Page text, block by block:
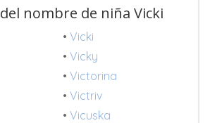
nombre de niña Vicki
• Vicki
• Vicky
• Victorina
• Victriv
• Vicuska